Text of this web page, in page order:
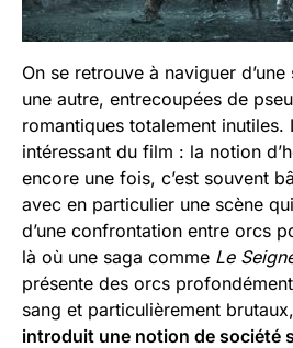
On se retrouve à naviguer
une autre, entrecoupées de
romantiques totalement inutiles.
intéressant du film : la notion
encore une fois, c’est souvent
avec en particulier une scène
d’une confrontation entre orcs
là où une saga comme Le
présente des orcs
sang et particulièrement brutaux,
introduit une notion de société